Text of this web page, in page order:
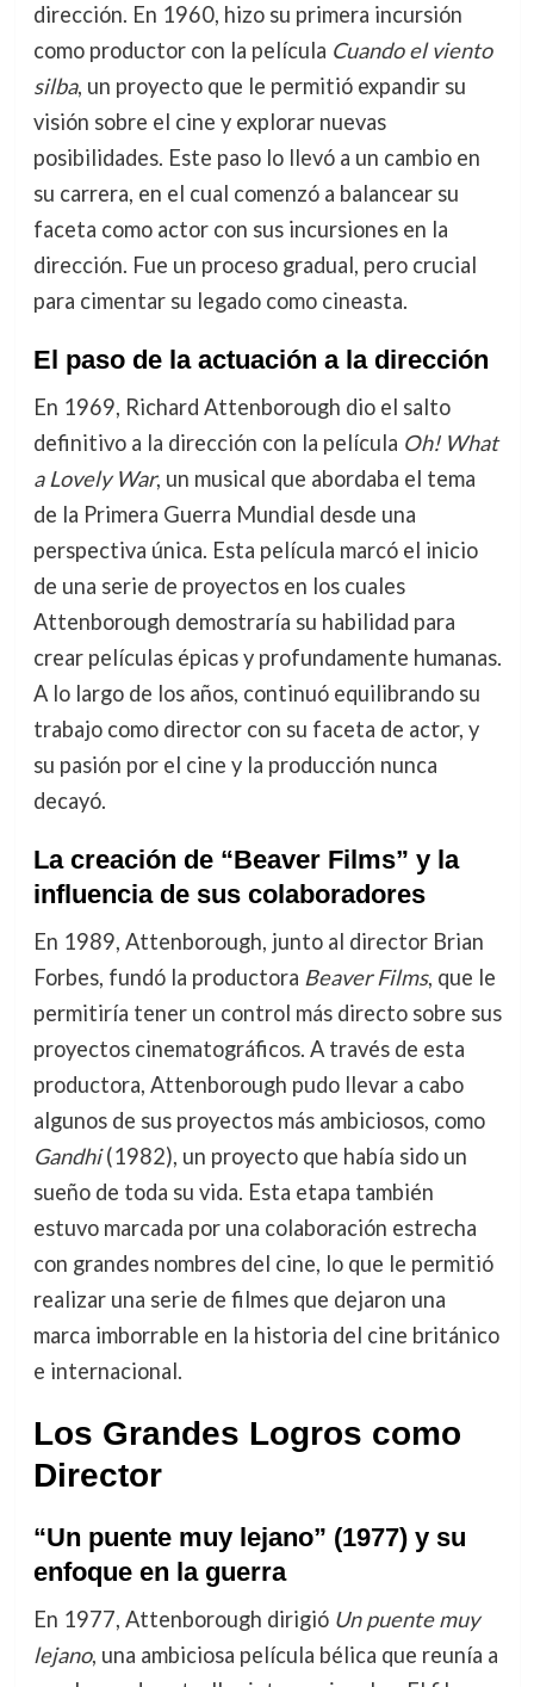
dirección. En 1960, hizo su primera incursión
como productor con la película Cuando el viento
silba, un proyecto que le permitió expandir su
visión sobre el cine y explorar nuevas
posibilidades. Este paso lo llevó a un cambio en
su carrera, en el cual comenzó a balancear su
faceta como actor con sus incursiones en la
dirección. Fue un proceso gradual, pero crucial
para cimentar su legado como cineasta.
El paso de la actuación a la dirección
En 1969, Richard Attenborough dio el salto
definitivo a la dirección con la película Oh! What
a Lovely War, un musical que abordaba el tema
de la Primera Guerra Mundial desde una
perspectiva única. Esta película marcó el inicio
de una serie de proyectos en los cuales
Attenborough demostraría su habilidad para
crear películas épicas y profundamente humanas.
A lo largo de los años, continuó equilibrando su
trabajo como director con su faceta de actor, y
su pasión por el cine y la producción nunca
decayó.
La creación de “Beaver Films” y la
influencia de sus colaboradores
En 1989, Attenborough, junto al director Brian
Forbes, fundó la productora Beaver Films, que le
permitiría tener un control más directo sobre sus
proyectos cinematográficos. A través de esta
productora, Attenborough pudo llevar a cabo
algunos de sus proyectos más ambiciosos, como
Gandhi(1982), un proyecto que había sido un
sueño de toda su vida. Esta etapa también
estuvo marcada por una colaboración estrecha
con grandes nombres del cine, lo que le permitió
realizar una serie de filmes que dejaron una
marca imborrable en la historia del cine británico
e internacional.
Los Grandes Logros como
Director
“Un puente muy lejano” (1977) y su
enfoque en la guerra
En 1977, Attenborough dirigió Un puente muy
lejano, una ambiciosa película bélica que reunía a